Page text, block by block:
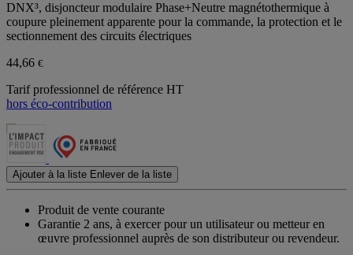
DNX³, disjoncteur modulaire Phase+Neutre magnétothermique à
coupure pleinement apparente pour la commande, la protection et le
sectionnement des circuits électriques
44,66 €
Tarif professionnel de référence HT
hors éco-contribution
Ajouter à la liste Enlever de la liste
Produit de vente courante
Garantie 2 ans, à exercer pour un utilisateur ou metteur en
œuvre professionnel auprès de son distributeur ou revendeur.